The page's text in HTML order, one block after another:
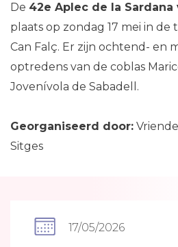
De 42e Aplec de la Sardana
plaats op zondag 17 mei in
Can Falç. Er zijn ochtend- en
optredens van de coblas
Jovenívola de Sabadell.
Georganiseerd door:
Sitges
17/05/2026